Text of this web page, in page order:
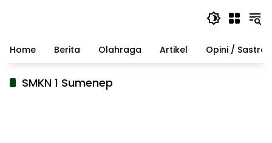
Home
Berita Olahraga Artikel Opini / Sastra
SMKN 1 Sumenep